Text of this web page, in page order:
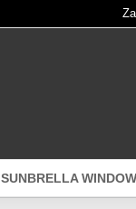
SUNBRELLA WINDOW